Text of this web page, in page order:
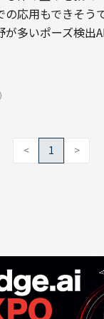
応用もできそう
が多いポーズ検出
< 1 >